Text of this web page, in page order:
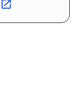
open_in_new